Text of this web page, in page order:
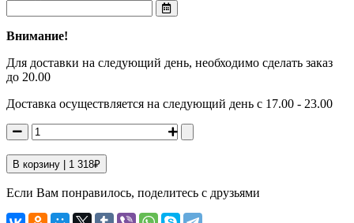
Внимание!
Для доставки на следующий день, необходимо сделать заказ
до 20.00
Доставка осуществляется на следующий день с 17.00 - 23.00
В корзину | 1 318₽
Если Вам понравилось, поделитесь с друзьями